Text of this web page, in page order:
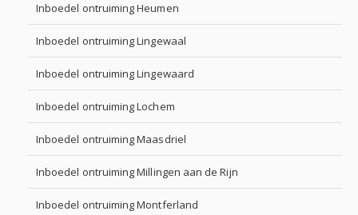
Inboedel ontruiming Heumen
Inboedel ontruiming Lingewaal
Inboedel ontruiming Lingewaard
Inboedel ontruiming Lochem
Inboedel ontruiming Maasdriel
Inboedel ontruiming Millingen aan de Rijn
Inboedel ontruiming Montferland